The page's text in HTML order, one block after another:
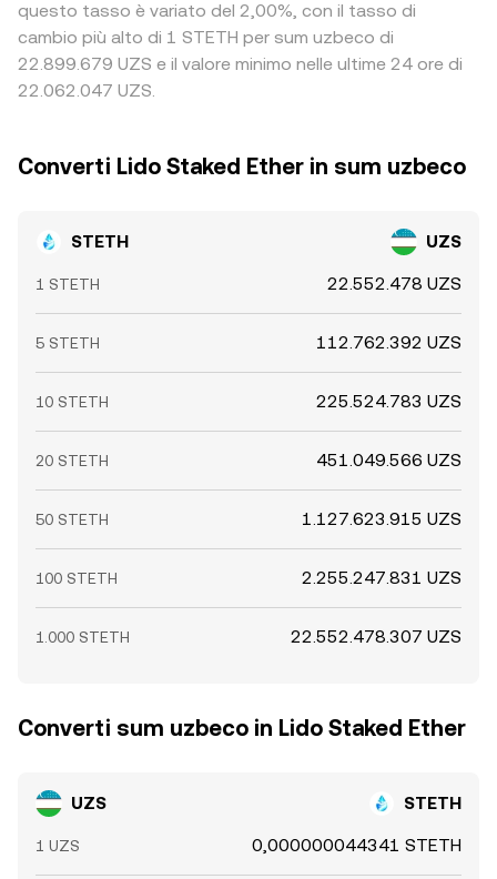
questo tasso è variato del 2,00%, con il tasso di
cambio più alto di 1 STETH per sum uzbeco di
22.899.679 UZS e il valore minimo nelle ultime 24 ore di
22.062.047 UZS.
Converti Lido Staked Ether in sum uzbeco
STETH UZS
1 STETH 22.552.478 UZS
5 STETH 112.762.392 UZS
10 STETH 225.524.783 UZS
20 STETH 451.049.566 UZS
50 STETH 1.127.623.915 UZS
100 STETH 2.255.247.831 UZS
1.000 STETH 22.552.478.307 UZS
Converti sum uzbeco in Lido Staked Ether
UZS STETH
1 UZS 0,000000044341 STETH